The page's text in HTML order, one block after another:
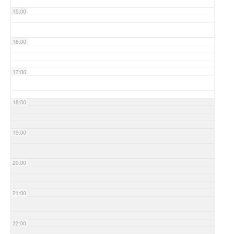
15:00
16:00
17:00
18:00
19:00
20:00
21:00
22:00